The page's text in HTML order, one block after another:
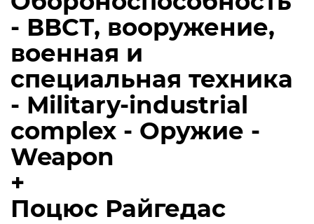
- ВВСТ, вооружение,
военная и
специальная техника
- Military-industrial
complex - Оружие -
Weapon
+
Поцюс Райгедас